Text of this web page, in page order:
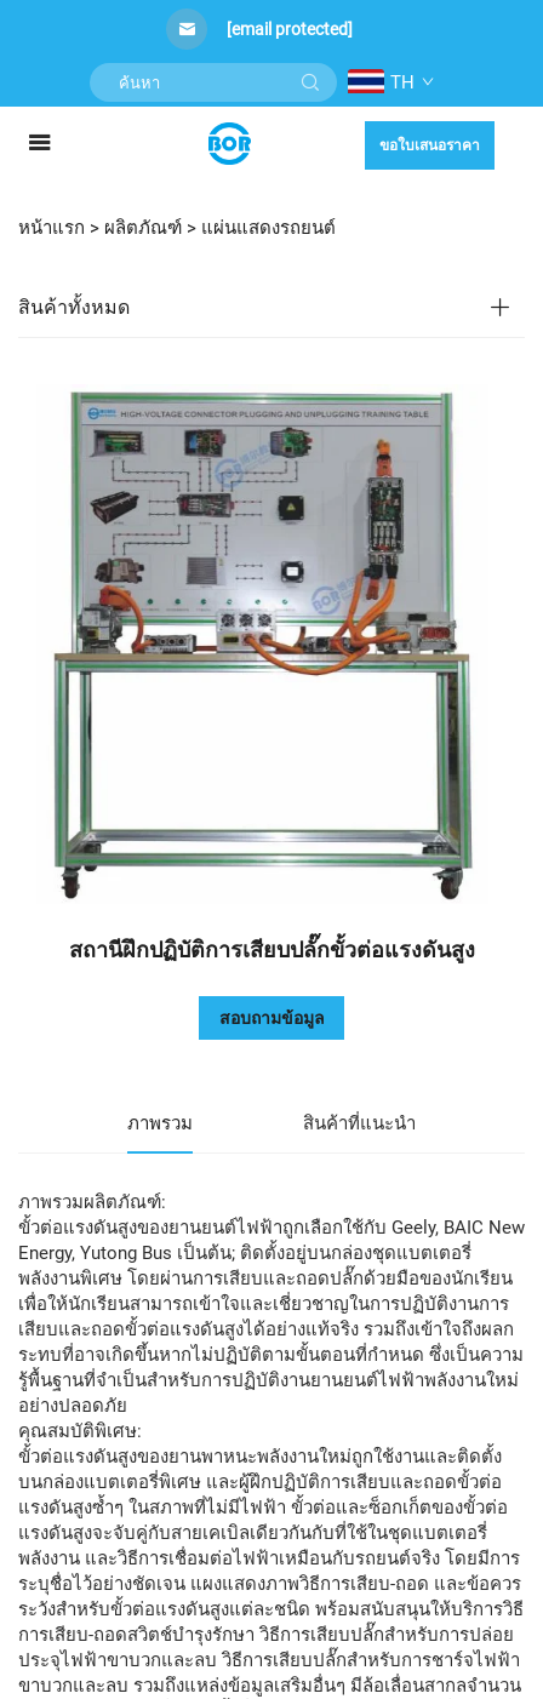
[email protected]
TH
ขอใบเสนอราคา
หน้าแรก > ผลิตภัณฑ์ > แผ่นแสดงรถยนต์
สินค้าทั้งหมด
สถานีฝึกปฏิบัติการเสียบปลั๊กขั้วต่อแรงดันสูง
สอบถามข้อมูล
ภาพรวม สินค้าที่แนะนำ
ภาพรวมผลิตภัณฑ์:
ขั้วต่อแรงดันสูงของยานยนต์ไฟฟ้าถูกเลือกใช้กับ Geely, BAIC New
Energy, Yutong Bus เป็นต้น; ติดตั้งอยู่บนกล่องชุดแบตเตอรี่
พลังงานพิเศษ โดยผ่านการเสียบและถอดปลั๊กด้วยมือของนักเรียน
เพื่อให้นักเรียนสามารถเข้าใจและเชี่ยวชาญในการปฏิบัติงานการ
เสียบและถอดขั้วต่อแรงดันสูงได้อย่างแท้จริง รวมถึงเข้าใจถึงผลก
ระทบที่อาจเกิดขึ้นหากไม่ปฏิบัติตามขั้นตอนที่กำหนด ซึ่งเป็นความ
รู้พื้นฐานที่จำเป็นสำหรับการปฏิบัติงานยานยนต์ไฟฟ้าพลังงานใหม่
อย่างปลอดภัย
คุณสมบัติพิเศษ:
ขั้วต่อแรงดันสูงของยานพาหนะพลังงานใหม่ถูกใช้งานและติดตั้ง
บนกล่องแบตเตอรี่พิเศษ และผู้ฝึกปฏิบัติการเสียบและถอดขั้วต่อ
แรงดันสูงซ้ำๆ ในสภาพที่ไม่มีไฟฟ้า ขั้วต่อและซ็อกเก็ตของขั้วต่อ
แรงดันสูงจะจับคู่กับสายเคเบิลเดียวกันกับที่ใช้ในชุดแบตเตอรี่
พลังงาน และวิธีการเชื่อมต่อไฟฟ้าเหมือนกับรถยนต์จริง โดยมีการ
ระบุชื่อไว้อย่างชัดเจน แผงแสดงภาพวิธีการเสียบ-ถอด และข้อควร
ระวังสำหรับขั้วต่อแรงดันสูงแต่ละชนิด พร้อมสนับสนุนให้บริการวิธี
การเสียบ-ถอดสวิตช์บำรุงรักษา วิธีการเสียบปลั๊กสำหรับการปล่อย
ประจุไฟฟ้าขาบวกและลบ วิธีการเสียบปลั๊กสำหรับการชาร์จไฟฟ้า
ขาบวกและลบ รวมถึงแหล่งข้อมูลเสริมอื่นๆ มีล้อเลื่อนสากลจำนวน